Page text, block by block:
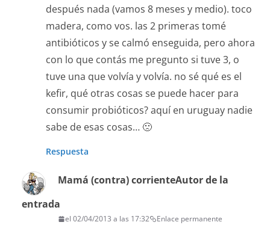
después nada (vamos 8 meses y medio). toco
madera, como vos. las 2 primeras tomé
antibióticos y se calmó enseguida, pero ahora
con lo que contás me pregunto si tuve 3, o
tuve una que volvía y volvía. no sé qué es el
kefir, qué otras cosas se puede hacer para
consumir probióticos? aquí en uruguay nadie
sabe de esas cosas… 🙁
Respuesta
Mamá (contra) corrienteAutor de la
entrada
el 02/04/2013 a las 17:32 Enlace permanente